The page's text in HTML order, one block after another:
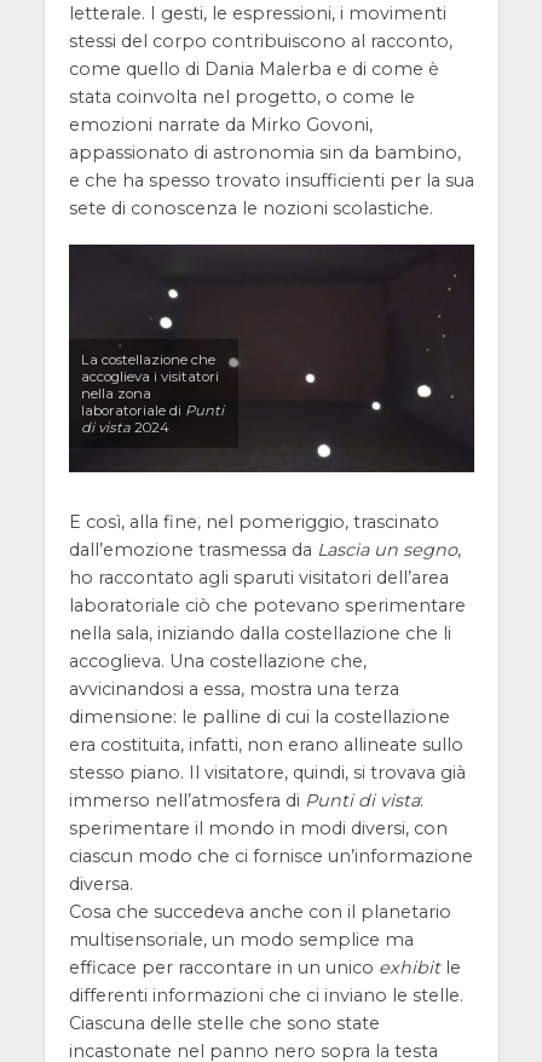
letterale. I gesti, le espressioni, i movimenti
stessi del corpo contribuiscono al racconto,
come quello di Dania Malerba e di come è
stata coinvolta nel progetto, o come le
emozioni narrate da Mirko Govoni,
appassionato di astronomia sin da bambino,
e che ha spesso trovato insufficienti per la sua
sete di conoscenza le nozioni scolastiche.
La costellazione che
accoglieva i visitatori
nella zona
laboratoriale di Punti
di vista2024
E così, alla fine, nel pomeriggio, trascinato
dall’emozione trasmessa da Lascia un segno,
ho raccontato agli sparuti visitatori dell’area
laboratoriale ciò che potevano sperimentare
nella sala, iniziando dalla costellazione che li
accoglieva. Una costellazione che,
avvicinandosi a essa, mostra una terza
dimensione: le palline di cui la costellazione
era costituita, infatti, non erano allineate sullo
stesso piano. Il visitatore, quindi, si trovava già
immerso nell’atmosfera di Punti di vista:
sperimentare il mondo in modi diversi, con
ciascun modo che ci fornisce un’informazione
diversa.
Cosa che succedeva anche con il planetario
multisensoriale, un modo semplice ma
efficace per raccontare in un unico exhibitle
differenti informazioni che ci inviano le stelle.
Ciascuna delle stelle che sono state
incastonate nel panno nero sopra la testa